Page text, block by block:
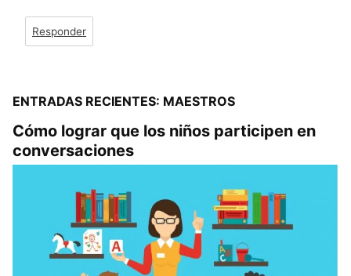
Responder
ENTRADAS RECIENTES: MAESTROS
Cómo lograr que los niños participen en
conversaciones